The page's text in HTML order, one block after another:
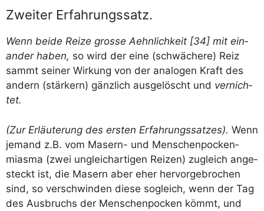
Zweiter Erfahrungssatz.
Wenn bei­de Rei­ze gros­se Aehn­lich­keit [34] mit ein­
an­der haben, so wird der eine (schwä­che­re) Reiz
sammt sei­ner Wir­kung von der ana­lo­gen Kraft des
andern (stär­kern) gänz­lich aus­ge­löscht und ver­nich­
tet.
(Zur Erläu­te­rung des ers­ten Erfah­rungs­sat­zes). Wenn
jemand z.B. vom Masern- und Men­schen­po­cken­
mias­ma (zwei ungleich­ar­ti­gen Rei­zen) zugleich ange­
steckt ist, die Masern aber eher her­vor­ge­bro­chen
sind, so ver­schwin­den die­se sogleich, wenn der Tag
des Aus­bruchs der Men­schen­po­cken kömmt, und